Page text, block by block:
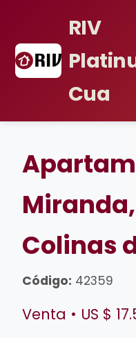
RIV
Cua
Colinas
Código: 42359
Venta • US $